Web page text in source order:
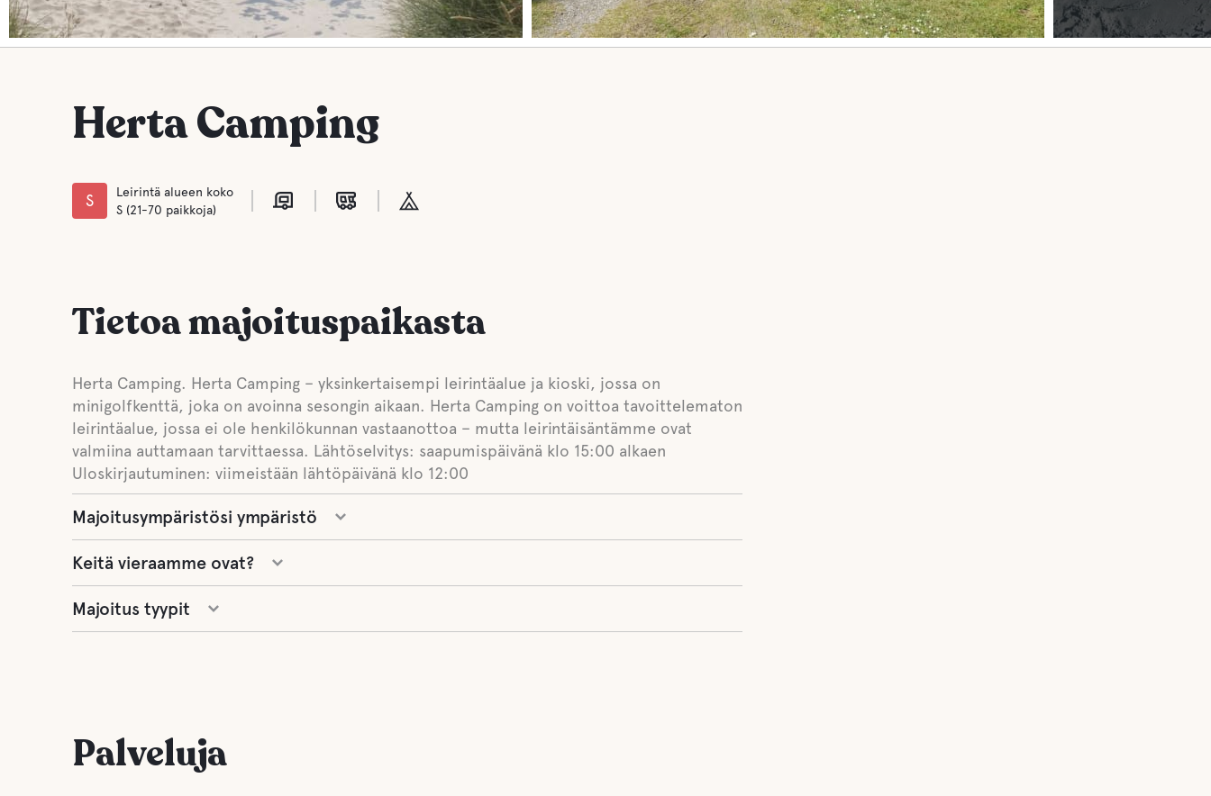
Herta Camping
S
Leirintä alueen koko
S (21-70 paikkoja)
Tietoa majoituspaikasta
Herta Camping. Herta Camping – yksinkertaisempi leirintäalue ja kioski, jossa on
minigolfkenttä, joka on avoinna sesongin aikaan. Herta Camping on voittoa tavoittelematon
leirintäalue, jossa ei ole henkilökunnan vastaanottoa – mutta leirintäisäntämme ovat
valmiina auttamaan tarvittaessa. Lähtöselvitys: saapumispäivänä klo 15:00 alkaen
Uloskirjautuminen: viimeistään lähtöpäivänä klo 12:00
Majoitusympäristösi ympäristö
Keitä vieraamme ovat?
Majoitus tyypit
Palveluja